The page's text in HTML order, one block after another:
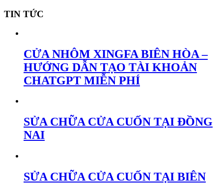
TIN TỨC
CỬA NHÔM XINGFA BIÊN HÒA –
HƯỚNG DẪN TẠO TÀI KHOẢN
CHATGPT MIỄN PHÍ
SỬA CHỮA CỬA CUỐN TẠI ĐỒNG
NAI
SỬA CHỮA CỬA CUỐN TẠI BIÊN